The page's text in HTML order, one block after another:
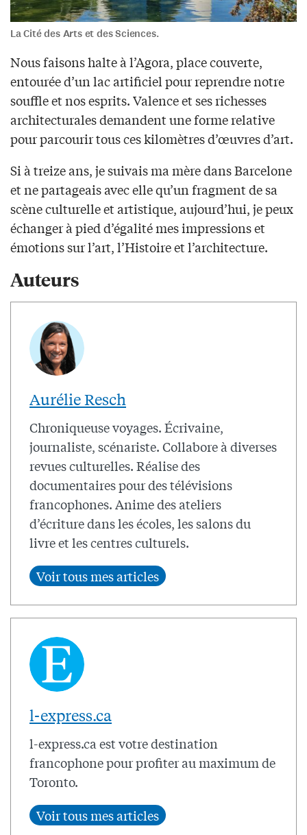
La Cité des Arts et des Sciences.
Nous faisons halte à l’Agora, place couverte,
entourée d’un lac artificiel pour reprendre notre
souffle et nos esprits. Valence et ses richesses
architecturales demandent une forme relative
pour parcourir tous ces kilomètres d’œuvres d’art.
Si à treize ans, je suivais ma mère dans Barcelone
et ne partageais avec elle qu’un fragment de sa
scène culturelle et artistique, aujourd’hui, je peux
échanger à pied d’égalité mes impressions et
émotions sur l’art, l’Histoire et l’architecture.
Auteurs
Aurélie Resch
Chroniqueuse voyages. Écrivaine,
journaliste, scénariste. Collabore à diverses
revues culturelles. Réalise des
documentaires pour des télévisions
francophones. Anime des ateliers
d’écriture dans les écoles, les salons du
livre et les centres culturels.
l-express.ca
l-express.ca est votre destination
francophone pour profiter au maximum de
Toronto.